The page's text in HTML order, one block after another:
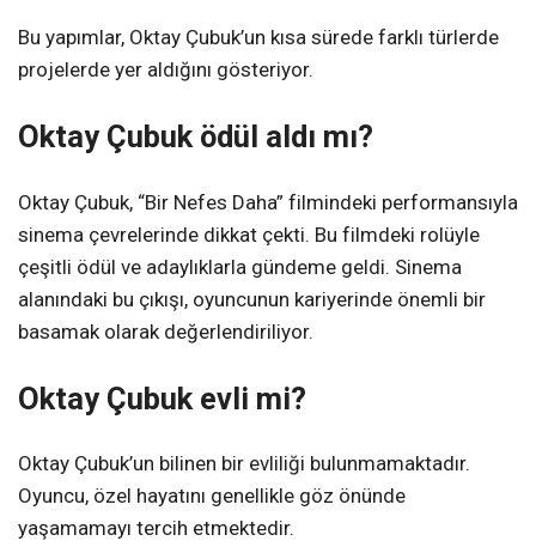
Bu yapımlar, Oktay Çubuk’un kısa sürede farklı türlerde
projelerde yer aldığını gösteriyor.
Oktay Çubuk ödül aldı mı?
Oktay Çubuk, “Bir Nefes Daha” filmindeki performansıyla
sinema çevrelerinde dikkat çekti. Bu filmdeki rolüyle
çeşitli ödül ve adaylıklarla gündeme geldi. Sinema
alanındaki bu çıkışı, oyuncunun kariyerinde önemli bir
basamak olarak değerlendiriliyor.
Oktay Çubuk evli mi?
Oktay Çubuk’un bilinen bir evliliği bulunmamaktadır.
Oyuncu, özel hayatını genellikle göz önünde
yaşamamayı tercih etmektedir.